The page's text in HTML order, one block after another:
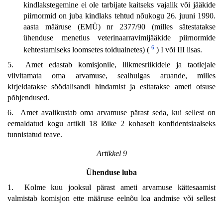
kindlakstegemine ei ole tarbijate kaitseks vajalik või jääkide
piirnormid on juba kindlaks tehtud nõukogu 26. juuni 1990.
aasta määruse (EMÜ) nr 2377/90 (milles sätestatakse
ühenduse menetlus veterinaarravimijääkide piirnormide
kehtestamiseks loomsetes toiduainetes) ( 6 ) I või III lisas.
5. Amet edastab komisjonile, liikmesriikidele ja taotlejale
viivitamata oma arvamuse, sealhulgas aruande, milles
kirjeldatakse söödalisandi hindamist ja esitatakse ameti otsuse
põhjendused.
6. Amet avalikustab oma arvamuse pärast seda, kui sellest on
eemaldatud kogu artikli 18 lõike 2 kohaselt konfidentsiaalseks
tunnistatud teave.
Artikkel 9
Ühenduse luba
1. Kolme kuu jooksul pärast ameti arvamuse kättesaamist
valmistab komisjon ette määruse eelnõu loa andmise või sellest